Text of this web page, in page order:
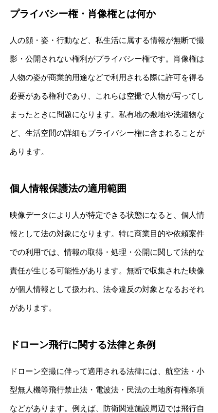
プライバシー権・肖像権とは何か
人の顔・姿・行動など、私生活に属する情報が無断で撮
影・公開されない権利がプライバシー権です。肖像権は
人物の姿が商業的用途などで利用される際に許可を得る
必要がある権利であり、これらは空撮で人物が写ってし
まったときに問題になります。私有地の敷地や洗濯物な
ど、生活空間の詳細もプライバシー権に含まれることが
あります。
個人情報保護法の適用範囲
映像データにより人が特定できる状態になると、個人情
報として法の対象になります。特に商業目的や依頼案件
での利用では、情報の取得・処理・公開に関して法的な
責任が生じる可能性があります。無断で収集された映像
が個人情報として扱われ、法令違反の対象となるおそれ
があります。
ドローン飛行に関する法律と条例
ドローン空撮に伴って適用される法律には、航空法・小
型無人機等飛行禁止法・電波法・民法の土地所有権条項
などがあります。例えば、防衛関連施設周辺では飛行自